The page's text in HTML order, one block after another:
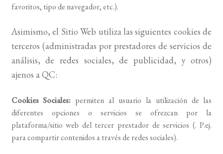
favoritos, tipo de navegador, etc.).
Asimismo, el Sitio Web utiliza las siguientes cookies de
terceros (administradas por prestadores de servicios de
análisis, de redes sociales, de publicidad, y otros)
ajenos a QC:
Cookies Sociales: permiten al usuario la utilización de las
diferentes opciones o servicios se ofrezcan por la
plataforma/sitio web del tercer prestador de servicios (. P.ej.
para compartir contenidos a través de redes sociales).